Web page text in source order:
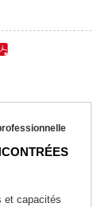
et capacités